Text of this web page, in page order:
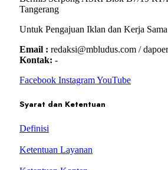
Tangerang
Untuk Pengajuan Iklan dan Kerja
Email : redaksi@mbludus.com /
Kontak: -
Facebook InstagramYouTube
Syarat dan Ketentuan
Definisi
Ketentuan Layanan